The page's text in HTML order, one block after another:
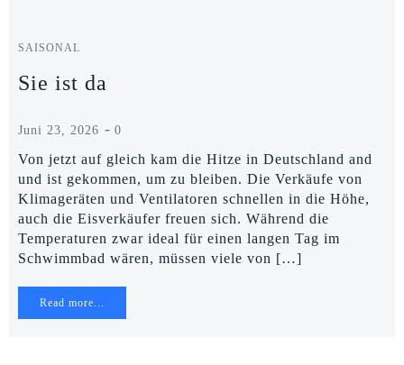
SAISONAL
Sie ist da
Juni 23, 2026 - 0
Von jetzt auf gleich kam die Hitze in Deutschland and
und ist gekommen, um zu bleiben. Die Verkäufe von
Klimageräten und Ventilatoren schnellen in die Höhe,
auch die Eisverkäufer freuen sich. Während die
Temperaturen zwar ideal für einen langen Tag im
Schwimmbad wären, müssen viele von […]
Read more...